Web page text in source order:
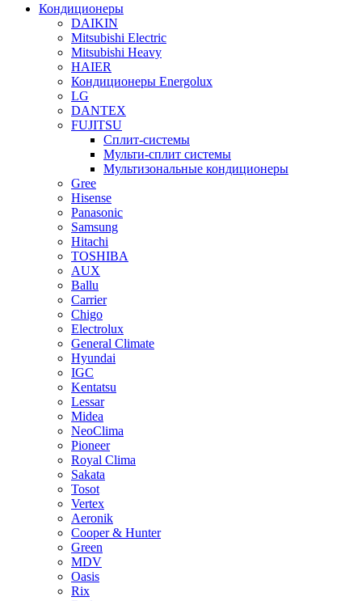
Кондиционеры
DAIKIN
Mitsubishi Electric
Mitsubishi Heavy
HAIER
Кондиционеры Energolux
LG
DANTEX
FUJITSU
Сплит-системы
Мульти-сплит системы
Мультизональные кондиционеры
Gree
Hisense
Panasonic
Samsung
Hitachi
TOSHIBA
AUX
Ballu
Carrier
Chigo
Electrolux
General Climate
Hyundai
IGC
Kentatsu
Lessar
Midea
NeoClima
Pioneer
Royal Clima
Sakata
Tosot
Vertex
Aeronik
Cooper & Hunter
Green
MDV
Oasis
Rix